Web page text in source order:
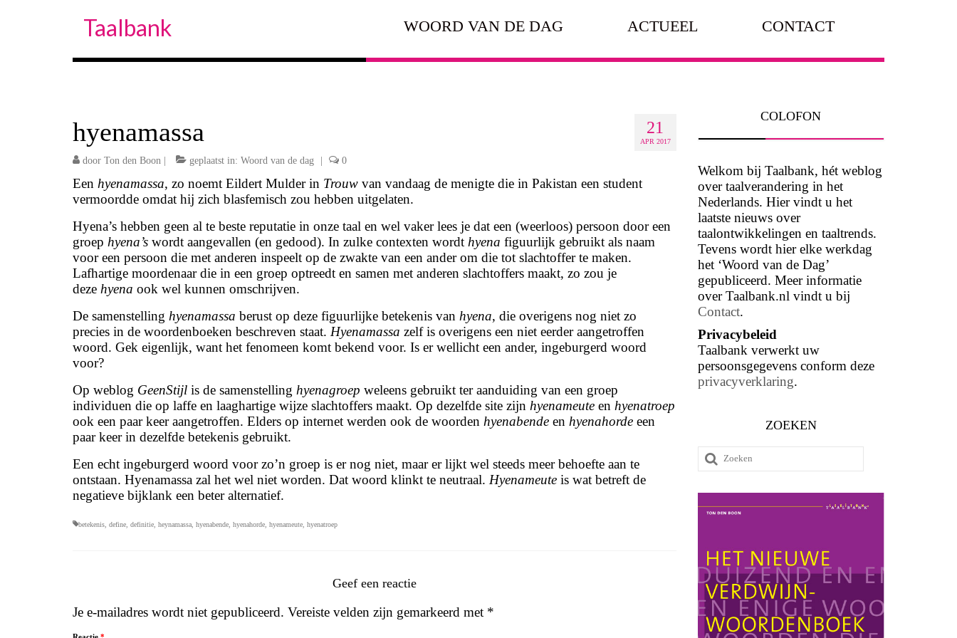
Taalbank WOORD VAN DE DAG ACTUEEL CONTACT
21
APR 2017
hyenamassa
door Ton den Boon geplaatst in: Woord van de dag 0
Een hyenamassa, zo noemt Eildert Mulder in Trouw van vandaag de menigte die in Pakistan een student
vermoordde omdat hij zich blasfemisch zou hebben uitgelaten.
Hyena’s hebben geen al te beste reputatie in onze taal en wel vaker lees je dat een (weerloos) persoon door een
groep hyena’s wordt aangevallen (en gedood). In zulke contexten wordt hyena figuurlijk gebruikt als naam
voor een persoon die met anderen inspeelt op de zwakte van een ander om die tot slachtoffer te maken.
Lafhartige moordenaar die in een groep optreedt en samen met anderen slachtoffers maakt, zo zou je
deze hyena ook wel kunnen omschrijven.
De samenstelling hyenamassa berust op deze figuurlijke betekenis van hyena, die overigens nog niet zo
precies in de woordenboeken beschreven staat. Hyenamassa zelf is overigens een niet eerder aangetroffen
woord. Gek eigenlijk, want het fenomeen komt bekend voor. Is er wellicht een ander, ingeburgerd woord
voor?
Op weblog GeenStijl is de samenstelling hyenagroep weleens gebruikt ter aanduiding van een groep
individuen die op laffe en laaghartige wijze slachtoffers maakt. Op dezelfde site zijn hyenameute en hyenatroep
ook een paar keer aangetroffen. Elders op internet werden ook de woorden hyenabende en hyenahorde een
paar keer in dezelfde betekenis gebruikt.
Een echt ingeburgerd woord voor zo’n groep is er nog niet, maar er lijkt wel steeds meer behoefte aan te
ontstaan. Hyenamassa zal het wel niet worden. Dat woord klinkt te neutraal. Hyenameute is wat betreft de
negatieve bijklank een beter alternatief.
betekenis define definitie heynamassa hyenabende hyenahorde hyenameute hyenatroep
Geef een reactie
Je e-mailadres wordt niet gepubliceerd. Vereiste velden zijn gemarkeerd met *
COLOFON
Welkom bij Taalbank, hét weblog
over taalverandering in het
Nederlands. Hier vindt u het
laatste nieuws over
taalontwikkelingen en taaltrends.
Tevens wordt hier elke werkdag
het ‘Woord van de Dag’
gepubliceerd. Meer informatie
over Taalbank.nl vindt u bij
Contact.
Privacybeleid
Taalbank verwerkt uw
persoonsgegevens conform deze
privacyverklaring.
ZOEKEN
Zoeken
naar: